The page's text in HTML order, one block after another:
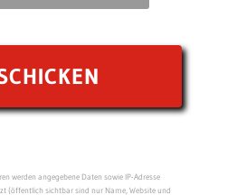
werden angegebene Daten sowie IP-Adresse
(öffentlich sichtbar sind nur Name, Website und